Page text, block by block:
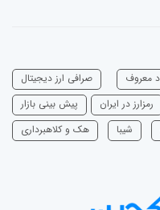
معروف
صرافی ارز دیجیتال
رمزارز در ایران
پیش بینی بازار
شیبا هک و کلاهبرداری